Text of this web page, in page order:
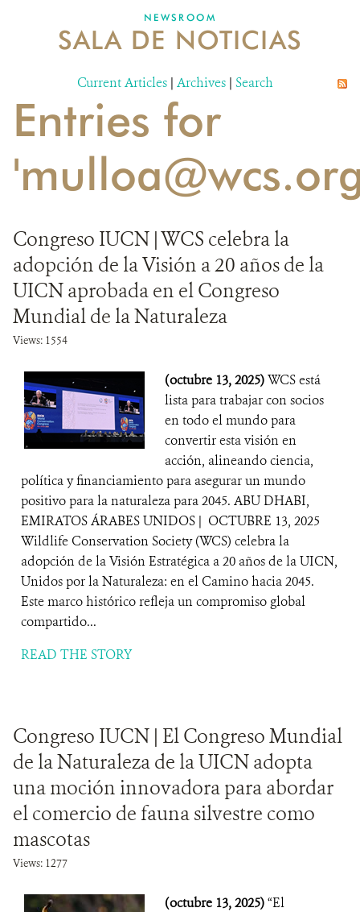
MECANISMO DE ATENCIÓN DE QUEJAS Y RECLAMOS
DONA
NEWSROOM
SALA DE NOTICIAS
Current Articles | Archives | Search
Entries for
Congreso IUCN | WCS celebra la
adopción de la Visión a 20 años de la
UICN aprobada en el Congreso
Mundial de la Naturaleza
Views: 1554
(octubre 13, 2025)WCS está
lista para trabajar con socios
en todo el mundo para
convertir esta visión en
acción, alineando ciencia,
política y financiamiento para asegurar un mundo
positivo para la naturaleza para 2045. ABU DHABI,
EMIRATOS ÁRABES UNIDOS | OCTUBRE 13, 2025
Wildlife Conservation Society (WCS) celebra la
adopción de la Visión Estratégica a 20 años de la UICN,
Unidos por la Naturaleza: en el Camino hacia 2045.
Este marco histórico refleja un compromiso global
compartido...
READ THE STORY
Congreso IUCN | El Congreso Mundial
de la Naturaleza de la UICN adopta
una moción innovadora para abordar
el comercio de fauna silvestre como
mascotas
Views: 1277
(octubre 13, 2025)“El